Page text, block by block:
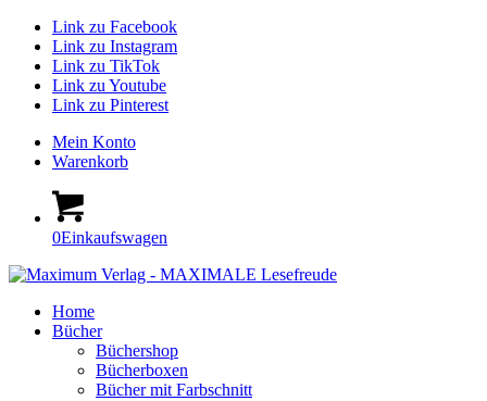
Link zu Facebook
Link zu Instagram
Link zu TikTok
Link zu Youtube
Link zu Pinterest
Mein Konto
Warenkorb
0Einkaufswagen
Home
Bücher
Büchershop
Bücherboxen
Bücher mit Farbschnitt